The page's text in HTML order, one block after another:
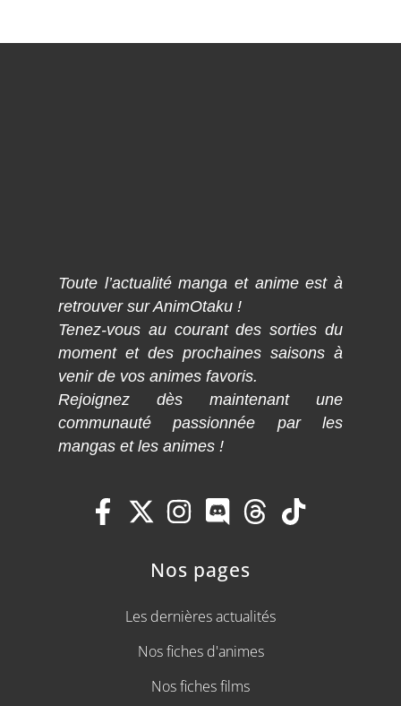
Toute l’actualité manga et anime est à
retrouver sur AnimOtaku !
Tenez-vous au courant des sorties du
moment et des prochaines saisons à
venir de vos animes favoris.
Rejoignez dès maintenant une
communauté passionnée par les
mangas et les animes !
Nos pages
Les dernières actualités
Nos fiches d'animes
Nos fiches films